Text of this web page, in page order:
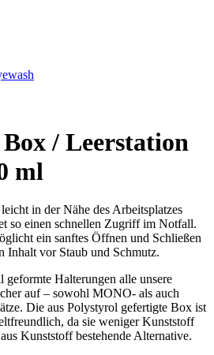
/ Leerstation
ml
in der Nähe des Arbeitsplatzes
so einen schnellen Zugriff im Notfall.
ein sanftes Öffnen und Schließen
Inhalt vor Staub und Schmutz.
geformte Halterungen alle unsere
auf – sowohl MONO- als auch
Die aus Polystyrol gefertigte Box ist
da sie weniger Kunststoff
Kunststoff bestehende Alternative.